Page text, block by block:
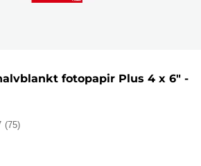
fotopapir Plus 4 x 6" -
(75)